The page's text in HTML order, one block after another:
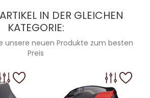
IN DER GLEICHEN
KATEGORIE:
unsere neuen Produkte zum besten
Preis